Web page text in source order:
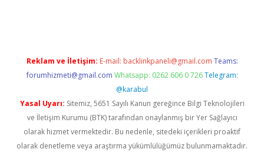
Reklam ve İletişim: E-mail: backlinkpaneli@gmail.com Teams:
forumhizmeti@gmail.com Whatsapp: 0262 606 0 726 Telegram:
@karabul
Yasal Uyarı: Sitemiz, 5651 Sayılı Kanun gereğince Bilgi Teknolojileri
ve İletişim Kurumu (BTK) tarafından onaylanmış bir Yer Sağlayıcı
olarak hizmet vermektedir. Bu nedenle, sitedeki içerikleri proaktif
olarak denetleme veya araştırma yükümlülüğümüz bulunmamaktadır.